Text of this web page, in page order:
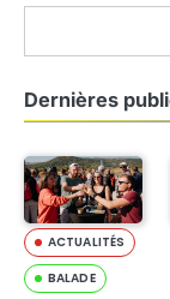
Dernières
ACTUALITÉS
BALADE